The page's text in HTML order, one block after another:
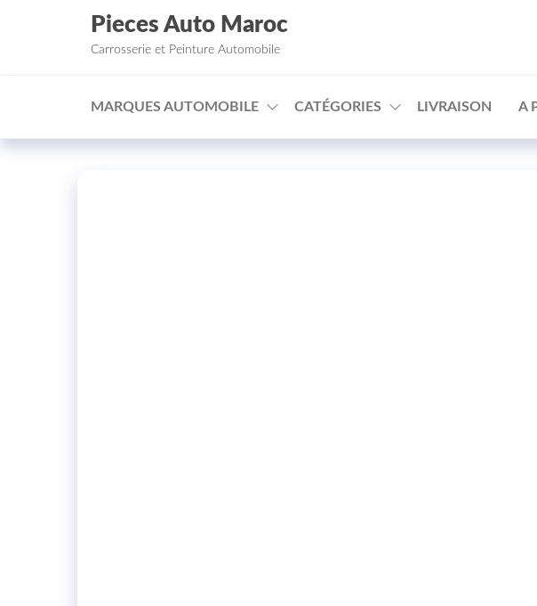
□
Aller au contenu
Pieces Auto Maroc
Carrosserie et Peinture Automobile
MARQUES AUTOMOBILE CATÉGORIES LIVRAISON A